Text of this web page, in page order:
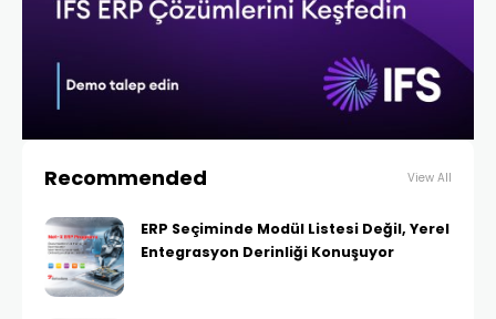
Recommended View All
ERP Seçiminde Modül Listesi Değil, Yerel
Entegrasyon Derinliği Konuşuyor